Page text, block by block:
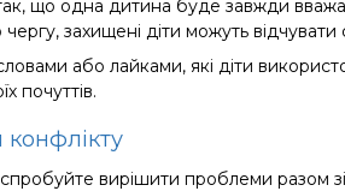
що одна дитина буде завжди
захищені діти можуть
або лайками, які діти
почуттів.
вирішити проблеми разом зі